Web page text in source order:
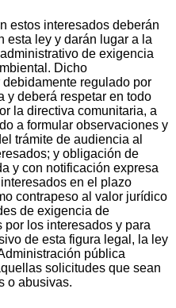
estos interesados deberán
esta ley y darán lugar a la
de exigencia
Dicho
regulado por
y deberá respetar en todo
la directiva comunitaria, a
a formular observaciones y
trámite de audiencia al
y obligación de
y con notificación expresa
en el plazo
contrapeso al valor jurídico
de exigencia de
los interesados y para
de esta figura legal, la ley
pública
solicitudes que sean
o abusivas.